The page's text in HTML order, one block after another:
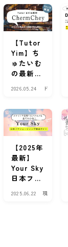
【Tutor
Yim】ち
ゅたいむ
の最新作
Chey』
想と見ど
ころ
2026.05.24
ド
・
俳
優
【2025年
最新】
Your Sky
日本ファ
まとめ｜
2025.06.22
現